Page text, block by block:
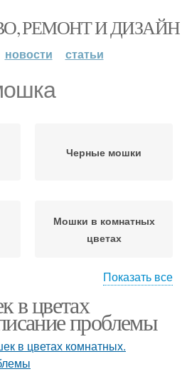
РЕМОНТ И ДИЗАЙН
новости статьи
Черные мошки
Мошки в комнатных
цветах
Водород от мошек
Показать все
в цветах
проблемы